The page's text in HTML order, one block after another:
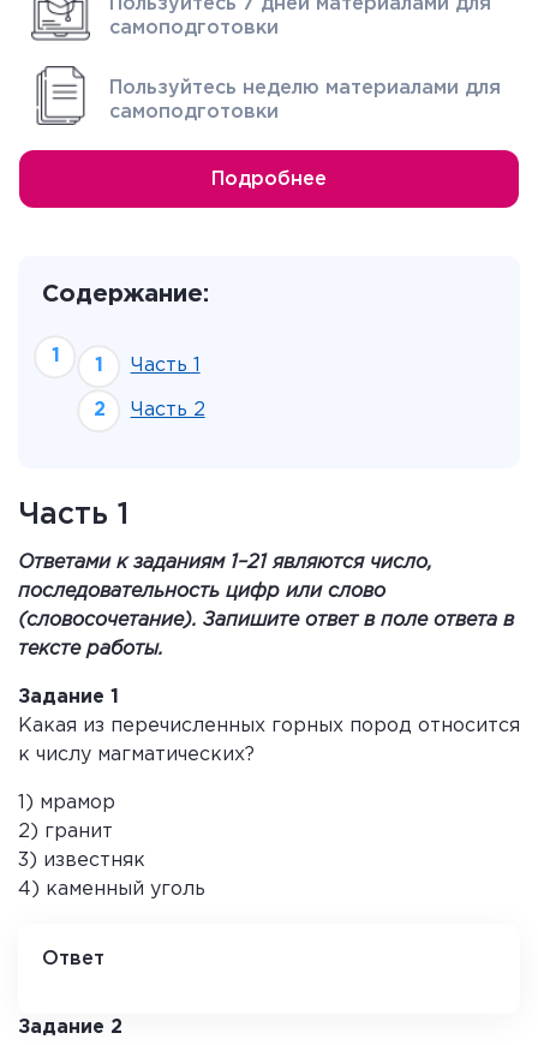
Пользуйтесь 7 дней материалами для
самоподготовки
Пользуйтесь неделю материалами для
самоподготовки
Подробнее
Содержание:
Часть 1
Часть 2
Часть 1
Ответами к заданиям 1–21 являются число,
последовательность цифр или слово
(словосочетание). Запишите ответ в поле ответа в
тексте работы.
Задание 1
Какая из перечисленных горных пород относится
к числу магматических?
1) мрамор
2) гранит
3) известняк
4) каменный уголь
Ответ
Задание 2